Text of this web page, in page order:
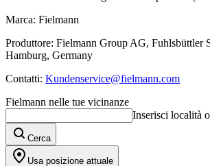
Marca: Fielmann
Produttore: Fielmann Group AG, Fuhlsbüttler
Hamburg, Germany
Contatti: Kundenservice@fielmann.com
Fielmann nelle tue vicinanze
Inserisci località
Cerca
Usa posizione attuale